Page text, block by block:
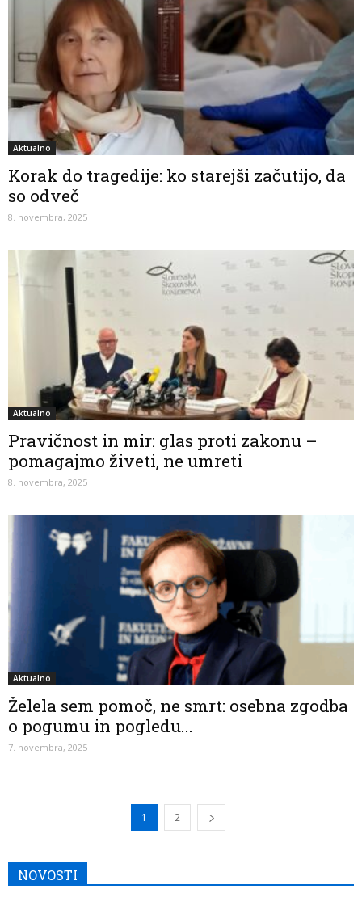
Aktualno
Korak do tragedije: ko starejši začutijo, da
so odveč
8. novembra, 2025
Aktualno
Pravičnost in mir: glas proti zakonu –
pomagajmo živeti, ne umreti
8. novembra, 2025
Aktualno
Želela sem pomoč, ne smrt: osebna zgodba
o pogumu in pogledu...
7. novembra, 2025
1 2
NOVOSTI